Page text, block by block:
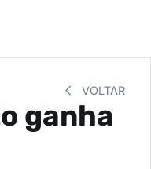
VOLTAR
ganha